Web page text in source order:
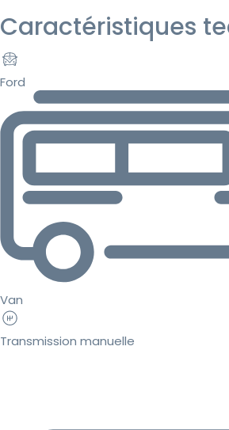
Caractéristiques
Ford
Van
Transmission manuelle